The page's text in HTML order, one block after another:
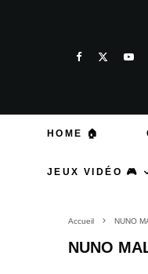
HOME 🏠
JEUX VIDÉO 🎮
Accueil NUNO
NUNO